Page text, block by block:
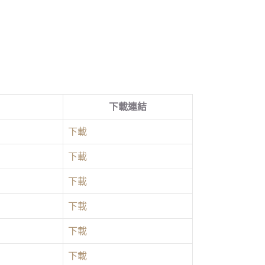
下載連結
下載
下載
下載
下載
下載
下載